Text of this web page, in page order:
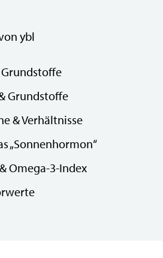
ybl
Grundstoffe
& Verhältnisse
„Sonnenhormon“
Omega-3-Index